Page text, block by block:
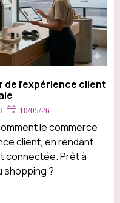
de l'expérience client
10/05/26
le commerce
client, en rendant
connectée. Prêt à
shopping ?